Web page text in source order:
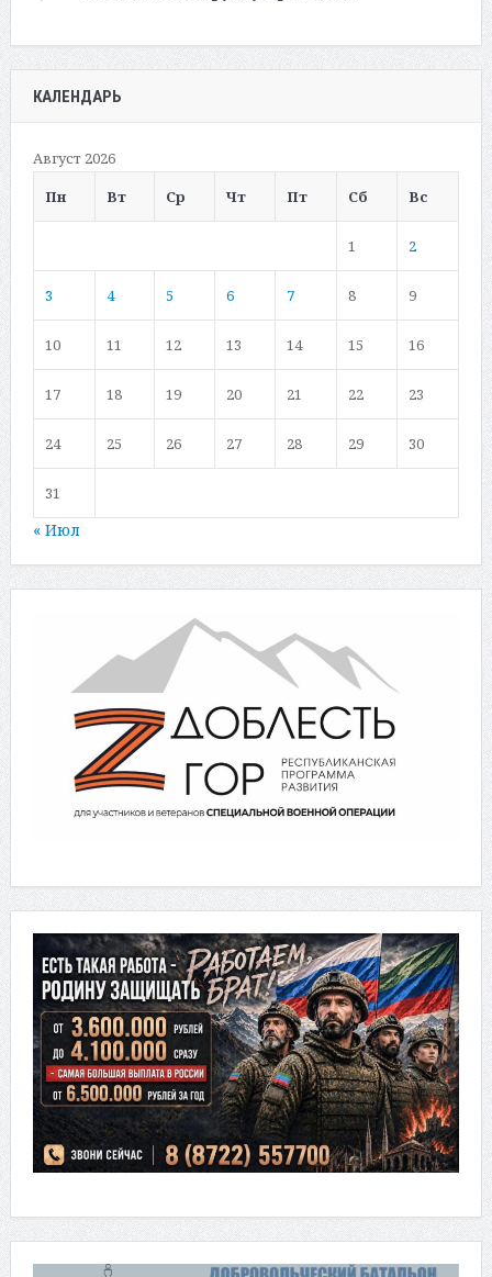
КАЛЕНДАРЬ
Август 2026
Пн
Вт Ср Чт Пт Сб Вс
1 2
3 4 5 6 7 8 9
10 11 12 13 14 15 16
17 18 19 20 21 22 23
24 25 26 27 28 29 30
31
« Июл